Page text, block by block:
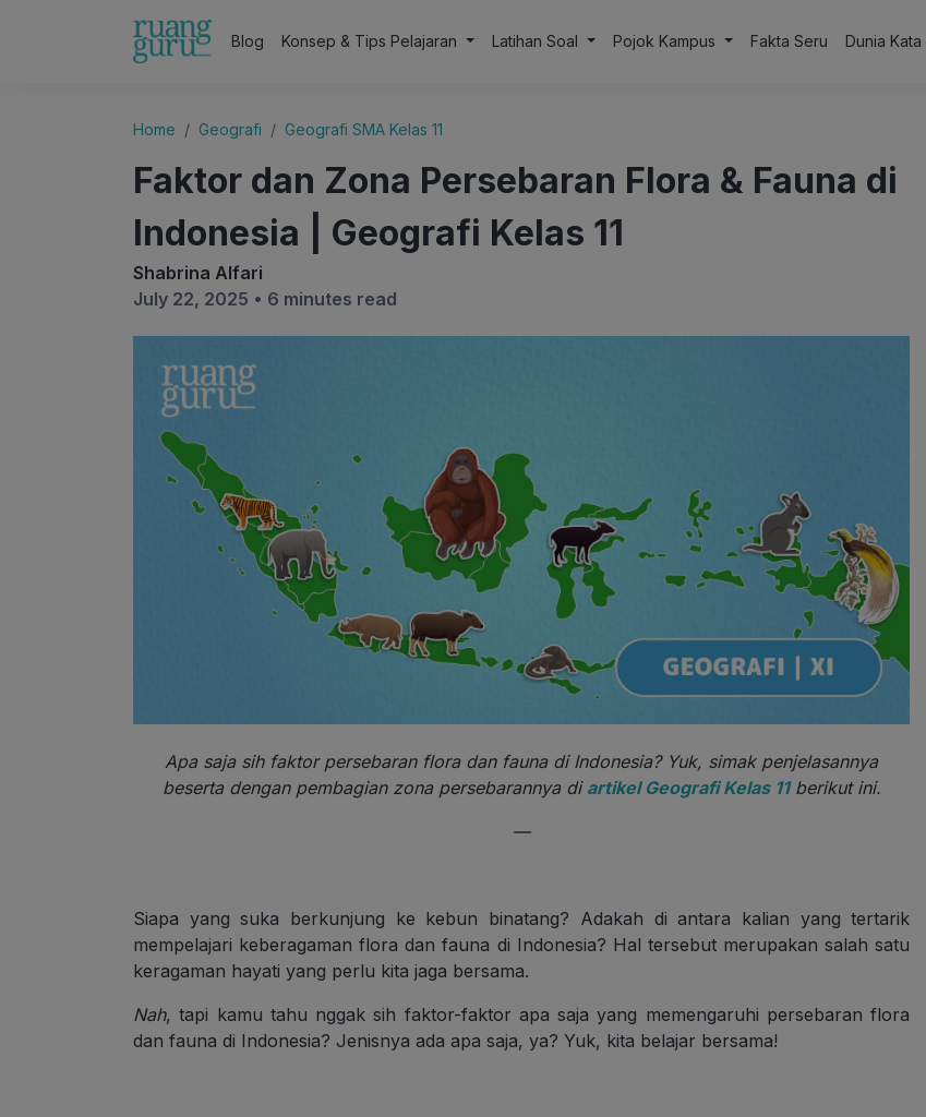
Blog Konsep & Tips Pelajaran Latihan Soal Pojok Kampus Fakta Seru Dunia Kata
Home Geografi Geografi SMA Kelas 11
Faktor dan Zona Persebaran Flora & Fauna di
Indonesia | Geografi Kelas 11
Shabrina Alfari
July 22, 2025 • 6 minutes read
Apa saja sih faktor persebaran flora dan fauna di Indonesia? Yuk, simak penjelasannya
beserta dengan pembagian zona persebarannya di artikel Geografi Kelas 11berikut ini.
—
Siapa yang suka berkunjung ke kebun binatang? Adakah di antara kalian yang tertarik
mempelajari keberagaman flora dan fauna di Indonesia? Hal tersebut merupakan salah satu
keragaman hayati yang perlu kita jaga bersama.
Nah, tapi kamu tahu nggak sih faktor-faktor apa saja yang memengaruhi persebaran flora
dan fauna di Indonesia? Jenisnya ada apa saja, ya? Yuk, kita belajar bersama!